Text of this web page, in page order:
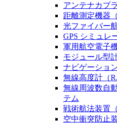
アンテナカプ
距離測定機器
光ファイバー
GPS シミュレ
軍用航空電子
モジュール型
ナビゲーショ
無線高度計（
無線周波数自
テム
戦術航法装置
空中衝突防止